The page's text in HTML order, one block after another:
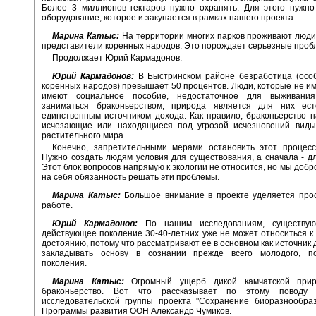
Более 3 миллионов гектаров нужно охранять. Для этого
оборудование, которое и закупается в рамках нашего проекта.
Марина Катыс:На территории многих парков проживают
представители коренных народов. Это порождает серьезные
Продолжает Юрий Кармадонов.
Юрий Кармадонов:В Быстринском районе безработица
коренных народов) превышает 50 процентов. Люди, которые не
имеют социальное пособие, недостаточное для
заниматься браконьерством, природа является для них
единственным источником дохода. Как правило, браконьерство
исчезающие или находящиеся под угрозой исчезновений
растительного мира.
Конечно, запретительными мерами остановить этот
Нужно создать людям условия для существования, а сначала -
Этот блок вопросов напрямую к экологии не относится, но мы
на себя обязанность решать эти проблемы.
Марина Катыс:Большое внимание в проекте уделяется
работе.
Юрий Кармадонов: По нашим исследованиям,
действующее поколение 30-40-летних уже не может относиться к
достоянию, потому что рассматривают ее в основном как
закладывать основу в сознании прежде всего молодого,
поколения.
Марина Катыс:Огромный ущерб дикой камчатской
браконьерство. Вот что рассказывает по этому поводу
исследовательской группы проекта "Сохранение
Программы развития ООН Александр Чумиков.